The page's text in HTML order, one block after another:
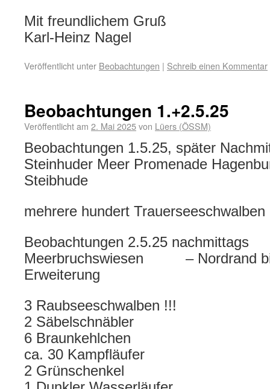
Mit freundlichem Gruß
Karl-Heinz Nagel
Veröffentlicht unter Beobachtungen | Schreib einen Kommentar
Beobachtungen 1.+2.5.25
Veröffentlicht am 2. Mai 2025von Lüers (ÖSSM)
Beobachtungen 1.5.25, später
Steinhuder Meer Promenade
Steibhude
mehrere hundert Trauerseeschwalben
Beobachtungen 2.5.25 nachmittags
Meerbruchswiesen – Nordrand
Erweiterung
3 Raubseeschwalben !!!
2 Säbelschnäbler
6 Braunkehlchen
ca. 30 Kampfläufer
2 Grünschenkel